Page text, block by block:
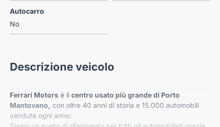
Autocarro
No
Descrizione veicolo
Ferrari Motors è il centro usato più grande di Porto
Mantovano, con oltre 40 anni di storia e 15.000 automobili
vendute ogni anno.